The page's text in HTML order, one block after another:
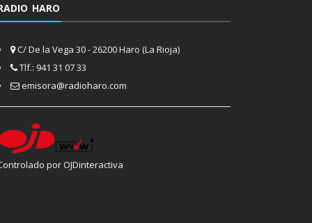
HARO
C/ De la Vega 30 - 26200 Haro (La Rioja)
Tlf.: 941 31 07 33
emisora@radioharo.com
por OJDinteractiva